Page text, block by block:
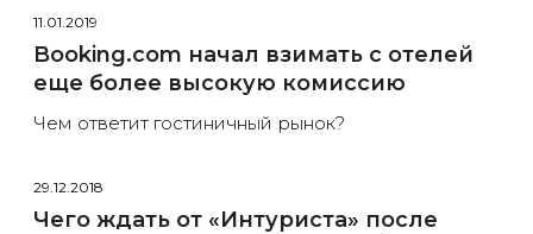
11.01.2019
Booking.com начал взимать с отелей
еще более высокую комиссию
Чем ответит гостиничный рынок?
29.12.2018
Чего ждать от «Интуриста» после